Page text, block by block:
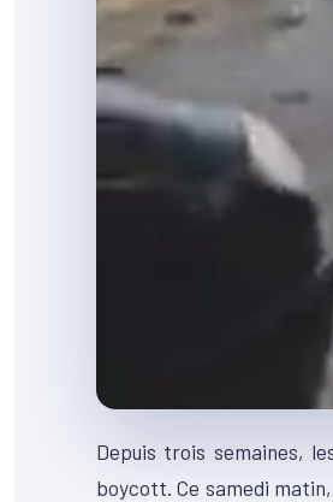
Depuis trois semaines,
boycott. Ce samedi